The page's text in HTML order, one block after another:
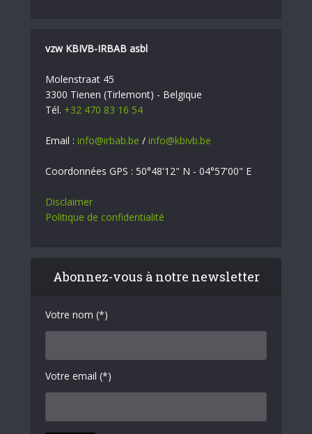
vzw KBIVB-IRBAB asbl
Molenstraat 45
3300 Tienen (Tirlemont) - Belgique
Tél. +32 470 83 16 54
Email : info@irbab.be / info@kbivb.be
Coordonnées GPS : 50°48'12" N - 04°57'00" E
Disclaimer
Politique de confidentialité
Abonnez-vous à notre newsletter
Votre nom (*)
Votre email (*)